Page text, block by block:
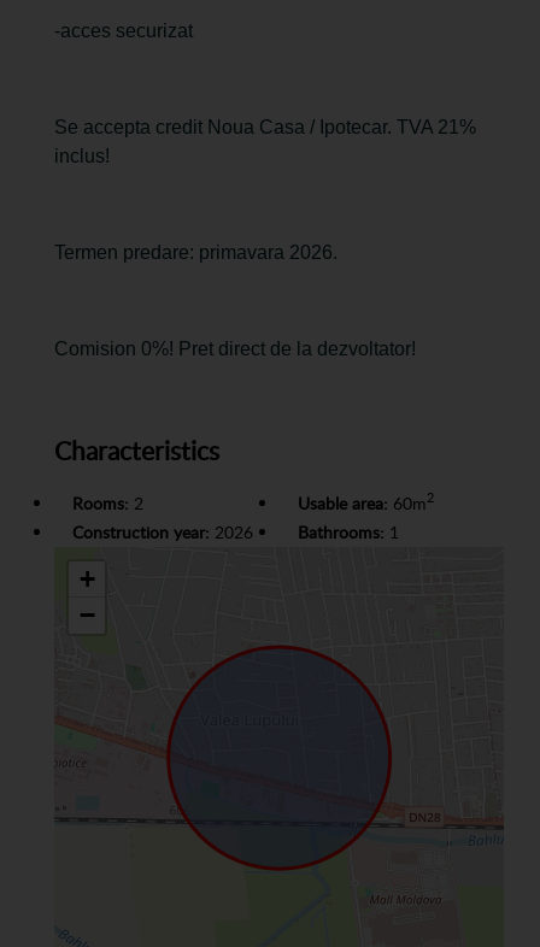
-acces securizat
Se accepta credit Noua Casa / Ipotecar. TVA 21%
inclus!
Termen predare: primavara 2026.
Comision 0%! Pret direct de la dezvoltator!
Characteristics
Rooms: 2 Usable area: 60m2
Construction year: 2026 Bathrooms: 1
+
−